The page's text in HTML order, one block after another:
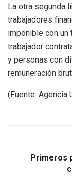
La otra segunda
trabajadores
imponible con un
trabajador
y personas con
remuneración
(Fuente: Agencia
Primeros